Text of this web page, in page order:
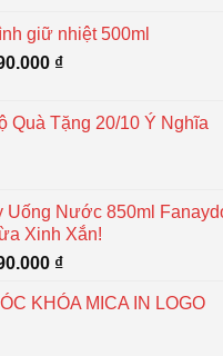
giữ nhiệt 500ml
₫
Quà Tặng 20/10 Ý Nghĩa
Uống Nước 850ml
Xinh Xắn!
₫
KHÓA MICA IN LOGO